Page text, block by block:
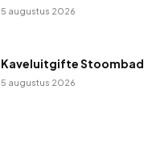
5 augustus 2026
Kaveluitgifte Stoombad
5 augustus 2026